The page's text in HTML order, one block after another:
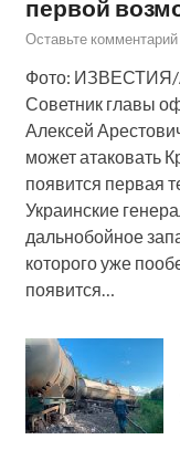
первой
Оставьте комментарий
Фото: ИЗВЕСТИЯ/
Советник главы
Алексей
может атаковать
появится первая
Украинские
дальнобойное
которого уже
появится…